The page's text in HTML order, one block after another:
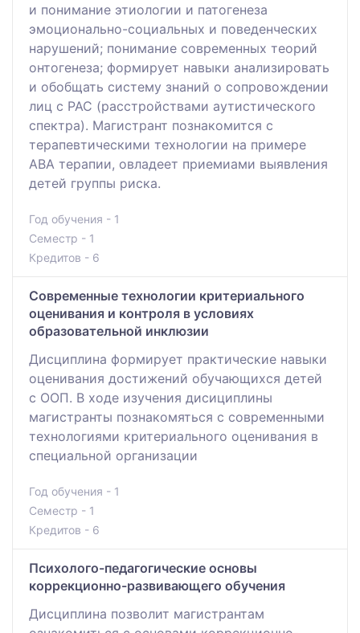
и понимание этиологии и патогенеза
эмоционально-социальных и поведенческих
нарушений; понимание современных теорий
онтогенеза; формирует навыки анализировать
и обобщать систему знаний о сопровождении
лиц с РАС (расстройствами аутистического
спектра). Магистрант познакомится с
терапевтическими технологии на примере
АВА терапии, овладеет приемиами выявления
детей группы риска.
Год обучения - 1
Семестр - 1
Кредитов - 6
Современные технологии критериального
оценивания и контроля в условиях
образовательной инклюзии
Дисциплина формирует практические навыки
оценивания достижений обучающихся детей
с ООП. В ходе изучения дисициплины
магистранты познакомяться с современными
технологиями критериального оценивания в
специальной организации
Год обучения - 1
Семестр - 1
Кредитов - 6
Психолого-педагогические основы
коррекционно-развивающего обучения
Дисциплина позволит магистрантам